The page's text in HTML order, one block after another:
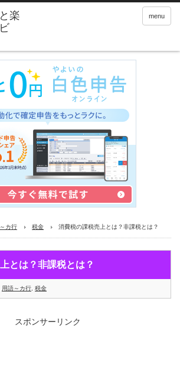
menu
カ行 税金 消費税の課税売上とは？非課税とは？
とは？非課税とは？
用語～カ行 税金
スポンサーリンク